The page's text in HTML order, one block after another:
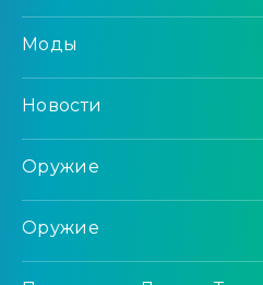
Моды
Новости
Оружие
Оружие